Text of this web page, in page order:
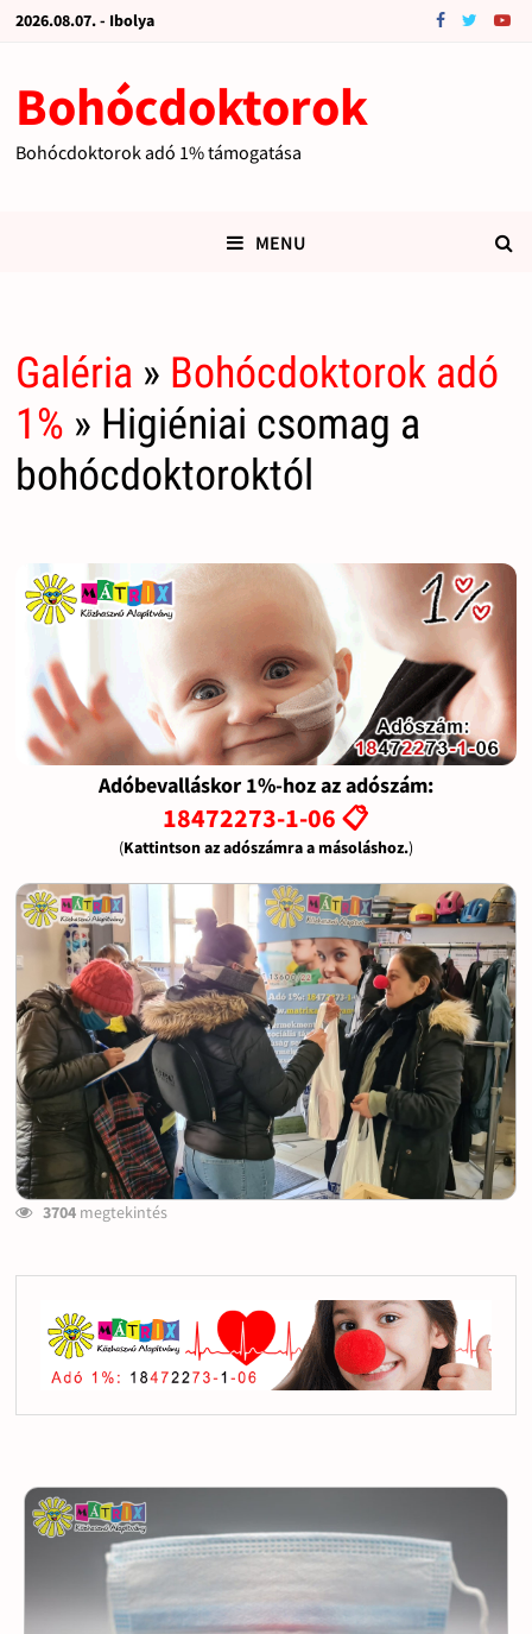
2026.08.07. - Ibolya
Bohócdoktorok
Bohócdoktorok adó 1% támogatása
MENU
Galéria » Bohócdoktorok adó
1% » Higiéniai csomag a
bohócdoktoroktól
Adóbevalláskor 1%-hoz az adószám:
18472273-1-06 📋
(Kattintson az adószámra a másoláshoz.)
3704megtekintés